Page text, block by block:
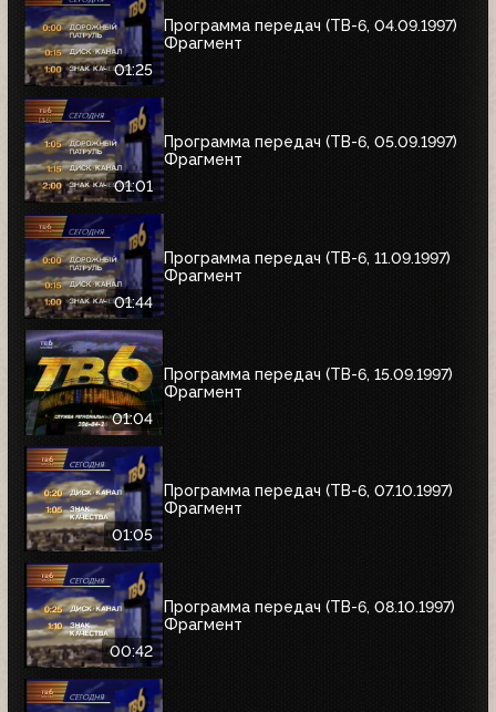
01:25
Программа передач (ТВ-6, 04.09.1997)
Фрагмент
01:01
Программа передач (ТВ-6, 05.09.1997)
Фрагмент
01:44
Программа передач (ТВ-6, 11.09.1997)
Фрагмент
01:04
Программа передач (ТВ-6, 15.09.1997)
Фрагмент
01:05
Программа передач (ТВ-6, 07.10.1997)
Фрагмент
00:42
Программа передач (ТВ-6, 08.10.1997)
Фрагмент